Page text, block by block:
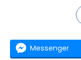
Messenger